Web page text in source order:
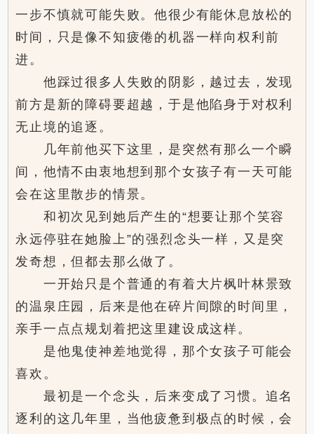
一步不慎就可能失败。他很少有能休息放松的
时间，只是像不知疲倦的机器一样向权利前
进。
他踩过很多人失败的阴影，越过去，发现
前方是新的障碍要超越，于是他陷身于对权利
无止境的追逐。
几年前他买下这里，是突然有那么一个瞬
间，他情不由衷地想到那个女孩子有一天可能
会在这里散步的情景。
和初次见到她后产生的“想要让那个笑容
永远停驻在她脸上”的强烈念头一样，又是突
发奇想，但都去那么做了。
一开始只是个普通的有着大片枫叶林景致
的温泉庄园，后来是他在碎片间隙的时间里，
亲手一点点规划着把这里建设成这样。
是他鬼使神差地觉得，那个女孩子可能会
喜欢。
最初是一个念头，后来变成了习惯。追名
逐利的这几年里，当他疲惫到极点的时候，会